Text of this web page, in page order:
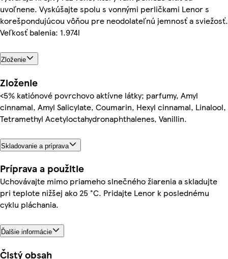
uvoľnene. Vyskúšajte spolu s vonnými perličkami Lenor s
korešpondujúcou vôňou pre neodolateľnú jemnosť a sviežosť.
Veľkosť balenia: 1.974l
Zloženie
Zloženie
<5% katiónové povrchovo aktívne látky; parfumy, Amyl
cinnamal, Amyl Salicylate, Coumarin, Hexyl cinnamal, Linalool,
Tetramethyl Acetyloctahydronaphthalenes, Vanillin.
Skladovanie a príprava
Príprava a použitie
Uchovávajte mimo priameho slnečného žiarenia a skladujte
pri teplote nižšej ako 25 °C. Pridajte Lenor k poslednému
cyklu pláchania.
Ďalšie informácie
Čistý obsah